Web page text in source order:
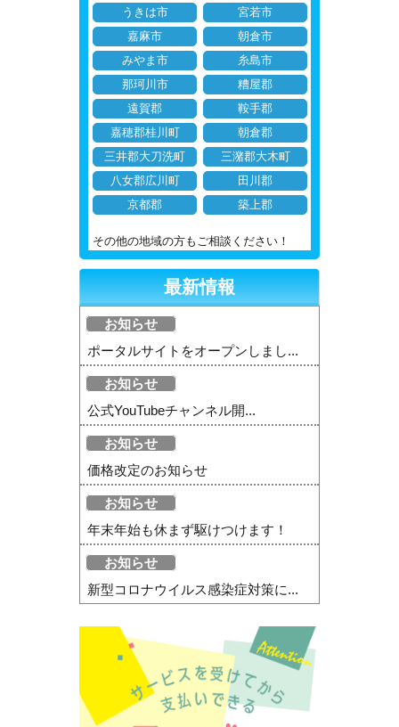
うきは市
宮若市
嘉麻市
朝倉市
みやま市
糸島市
那珂川市
糟屋郡
遠賀郡
鞍手郡
嘉穂郡桂川町
朝倉郡
三井郡大刀洗町
三潴郡大木町
八女郡広川町
田川郡
京都郡
築上郡
その他の地域の方もご相談ください！
最新情報
お知らせ
ポータルサイトをオープンしまし...
お知らせ
公式YouTubeチャンネル開...
お知らせ
価格改定のお知らせ
お知らせ
年末年始も休まず駆けつけます！
お知らせ
新型コロナウイルス感染症対策に...